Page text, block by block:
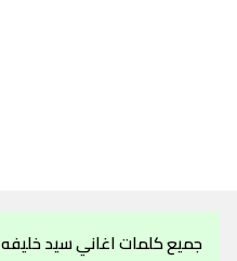
جميع كلمات اغاني سيد خليفه